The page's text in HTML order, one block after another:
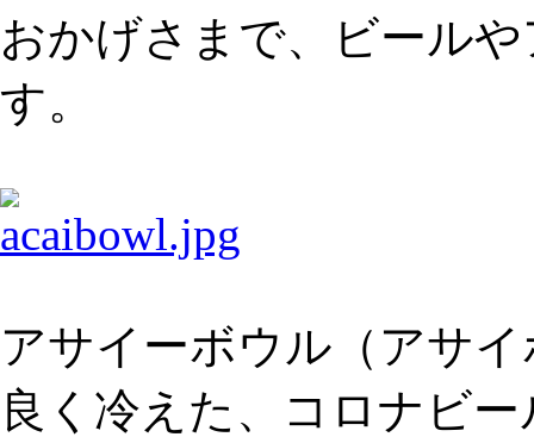
おかげさまで、ビール
す。
アサイーボウル（アサ
良く冷えた、コロナビ